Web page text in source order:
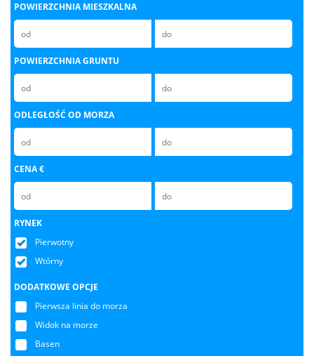
POWIERZCHNIA MIESZKALNA
POWIERZCHNIA GRUNTU
ODLEGŁOŚĆ OD MORZA
CENA €
RYNEK
Pierwotny
Wtórny
DODATKOWE OPCJE
Pierwsza linia do morza
Widok na morze
Basen